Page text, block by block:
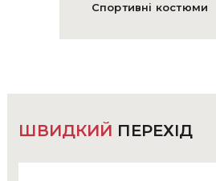
Спортивні костюми
ШВИДКИЙ ПЕРЕХІД